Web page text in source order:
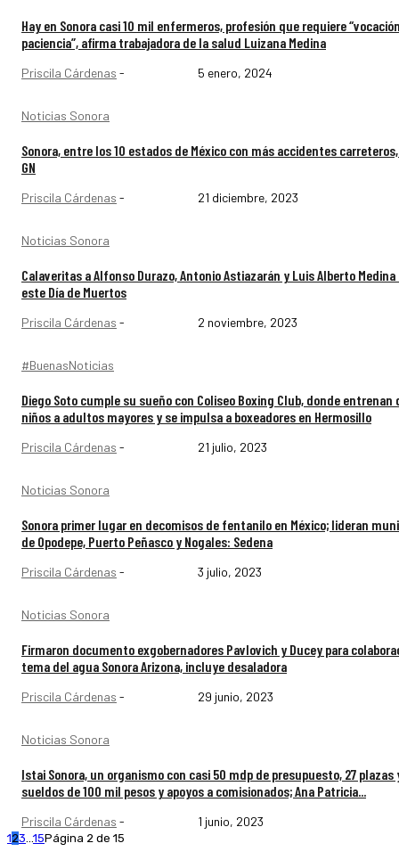
Hay en Sonora casi 10 mil enfermeros, profesión que requiere
paciencia”, afirma trabajadora de la salud Luizana Medina
Priscila Cárdenas - 5 enero, 2024
Noticias Sonora
Sonora, entre los 10 estados de México con más accidentes
GN
Priscila Cárdenas - 21 diciembre, 2023
Noticias Sonora
Calaveritas a Alfonso Durazo, Antonio Astiazarán y Luis Alberto Medina
este Día de Muertos
Priscila Cárdenas - 2 noviembre, 2023
#BuenasNoticias
Diego Soto cumple su sueño con Coliseo Boxing Club, donde entrenan
niños a adultos mayores y se impulsa a boxeadores en Hermosillo
Priscila Cárdenas - 21 julio, 2023
Noticias Sonora
Sonora primer lugar en decomisos de fentanilo en México; lideran
de Opodepe, Puerto Peñasco y Nogales: Sedena
Priscila Cárdenas - 3 julio, 2023
Noticias Sonora
Firmaron documento exgobernadores Pavlovich y Ducey para
tema del agua Sonora Arizona, incluye desaladora
Priscila Cárdenas - 29 junio, 2023
Noticias Sonora
Istai Sonora, un organismo con casi 50 mdp de presupuesto, 27 plazas
sueldos de 100 mil pesos y apoyos a comisionados; Ana Patricia...
Priscila Cárdenas - 1 junio, 2023
123...15Página 2 de 15